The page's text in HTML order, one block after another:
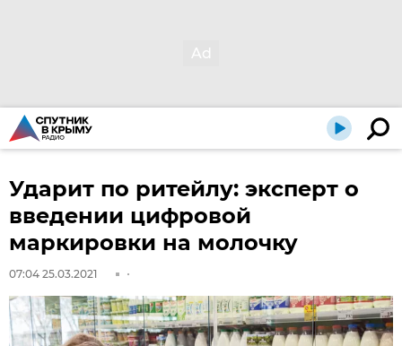
Ударит по ритейлу: эксперт о
введении цифровой
маркировки на молочку
07:04 25.03.2021